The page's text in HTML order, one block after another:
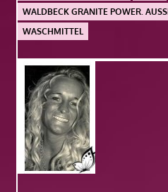
WALDBECK GRANITE POWER.
WASCHMITTEL